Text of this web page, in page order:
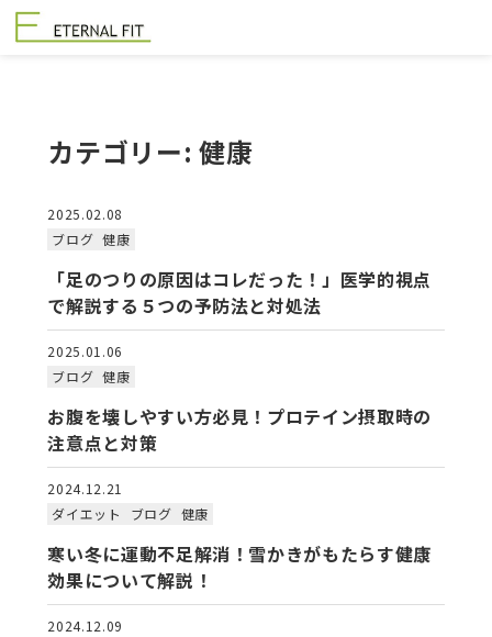
カテゴリー: 健康
2025.02.08
ブログ 健康
「足のつりの原因はコレだった！」医学的視点
で解説する５つの予防法と対処法
2025.01.06
ブログ 健康
お腹を壊しやすい方必見！プロテイン摂取時の
注意点と対策
2024.12.21
ダイエット
ブログ 健康
寒い冬に運動不足解消！雪かきがもたらす健康
効果について解説！
2024.12.09